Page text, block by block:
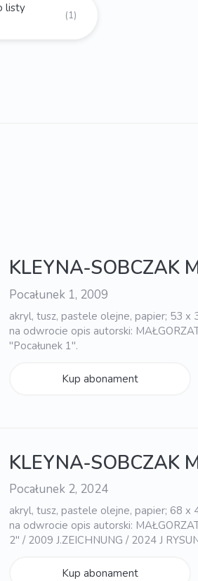
listy
(1)
KLEYNA-SOBCZAK
Pocałunek 1, 2009
akryl, tusz, pastele olejne, papier; 53
na odwrocie opis autorski:
"Pocałunek 1".
Kup abonament
KLEYNA-SOBCZAK
Pocałunek 2, 2024
akryl, tusz, pastele olejne, papier; 68 x
na odwrocie opis autorski:
2" / 2009 J.ZEICHNUNG / 2024 J
Kup abonament